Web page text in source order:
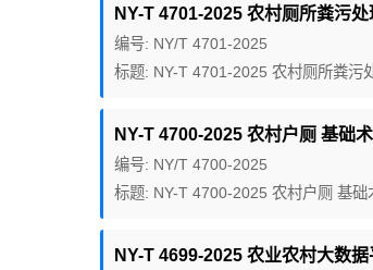
NY-T 4701-2025 农村厕所粪污
编号: NY/T 4701-2025
标题: NY-T 4701-2025 农村厕所粪污
NY-T 4700-2025 农村户厕 基础
编号: NY/T 4700-2025
标题: NY-T 4700-2025 农村户厕 基础
NY-T 4699-2025 农业农村大数